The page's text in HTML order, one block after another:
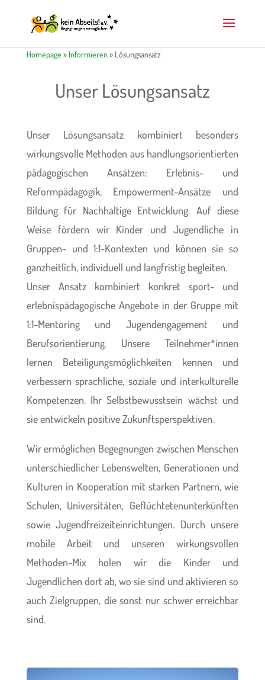
Homepage » Informieren» Lösungsansatz
Unser Lösungsansatz
Unser Lösungsansatz kombiniert besonders
wirkungsvolle Methoden aus handlungsorientierten
pädagogischen Ansätzen: Erlebnis- und
Reformpädagogik, Empowerment-Ansätze und
Bildung für Nachhaltige Entwicklung. Auf diese
Weise fördern wir Kinder und Jugendliche in
Gruppen- und 1:1-Kontexten und können sie so
ganzheitlich, individuell und langfristig begleiten.
Unser Ansatz kombiniert konkret sport- und
erlebnispädagogische Angebote in der Gruppe mit
1:1-Mentoring und Jugendengagement und
Berufsorientierung. Unsere Teilnehmer*innen
lernen Beteiligungsmöglichkeiten kennen und
verbessern sprachliche, soziale und interkulturelle
Kompetenzen. Ihr Selbstbewusstsein wächst und
sie entwickeln positive Zukunftsperspektiven.
Wir ermöglichen Begegnungen zwischen Menschen
unterschiedlicher Lebenswelten, Generationen und
Kulturen in Kooperation mit starken Partnern, wie
Schulen, Universitäten, Geflüchtetenunterkünften
sowie Jugendfreizeiteinrichtungen. Durch unsere
mobile Arbeit und unseren wirkungsvollen
Methoden-Mix holen wir die Kinder und
Jugendlichen dort ab, wo sie sind und aktivieren so
auch Zielgruppen, die sonst nur schwer erreichbar
sind.